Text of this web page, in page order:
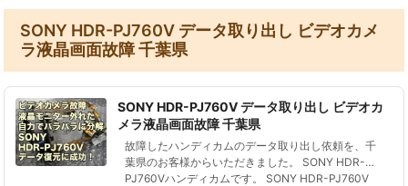
SONY HDR-PJ760V データ取り出し ビデオカメ
ラ液晶画面故障 千葉県
SONY HDR-PJ760V データ取り出し ビデオカ
メラ液晶画面故障 千葉県
故障したハンディカムのデータ取り出し依頼を、千
葉県のお客様からいただきました。 SONY HDR-
PJ760Vハンディカムです。 SONY HDR-PJ760V